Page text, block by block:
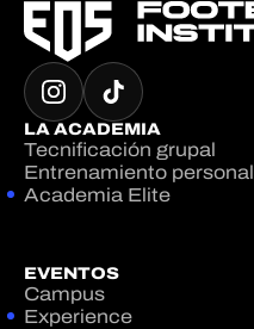
LA ACADEMIA
Tecnificación grupal
Entrenamiento personal
Academia Elite
EVENTOS
Campus
Experience